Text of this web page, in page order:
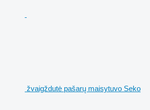
žvaigždutė pašarų maisytuvo Seko